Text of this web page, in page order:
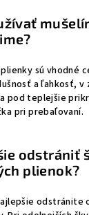
sú vhodné
a ľahkosť, v
pod teplejšie
pri prebaľovaní.
odstrániť
plienok?
odstránite